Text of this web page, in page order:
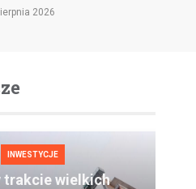
2026
INWESTYCJE
trakcie wielkich